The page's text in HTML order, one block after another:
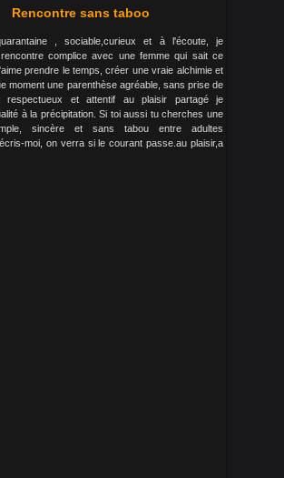
Rencontre sans taboo
, sociable,curieux et à l'écoute, je
complice avec une femme qui sait ce
prendre le temps, créer une vraie alchimie et
moment une parenthèse agréable, sans prise de
respectueux et attentif au plaisir partagé je
à la précipitation. Si toi aussi tu cherches une
sincère et sans tabou entre adultes
moi, on verra si le courant passe.au plaisir,a